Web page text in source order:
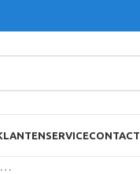
CONTACT
Princess 132398 Wafelijzer – 2 Belgische wafels – 4×7 – Regelbare thermostaat – Anti aanbaklaag – Hoog vermogen – 1500 Watt – 26 x 22 cm – Belgisch Wafelijzer Deluxe – Zwart